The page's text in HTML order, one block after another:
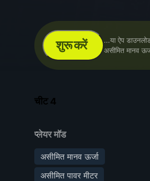
शुरू करें ...या ऐप
असीमित मानव
चीट 4
प्लेयर मॉड
असीमित मानव ऊर्जा
असीमित पावर मीटर